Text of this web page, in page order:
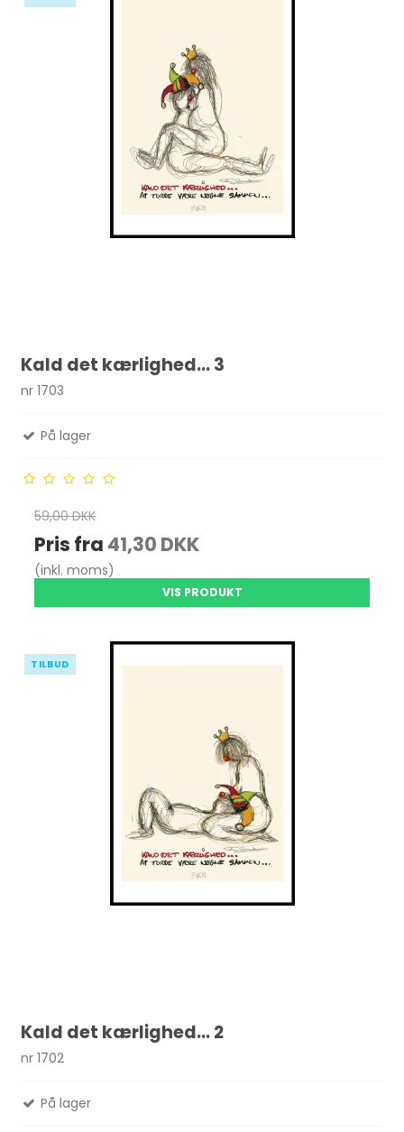
Kald det kærlighed... 3
nr 1703
På lager
59,00 DKK
Pris fra 41,30 DKK
(inkl. moms)
VIS PRODUKT
TILBUD
Kald det kærlighed... 2
nr 1702
På lager